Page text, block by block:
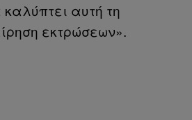
αυτή τη
εκτρώσεων».